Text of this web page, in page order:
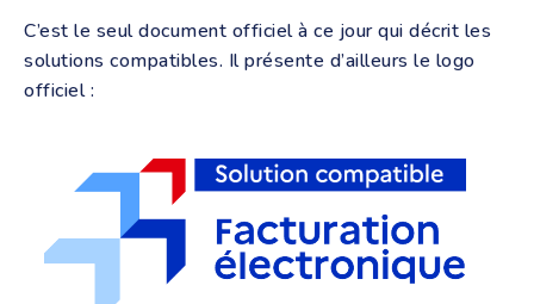
C’est le seul document officiel à ce jour qui décrit les
solutions compatibles. Il présente d’ailleurs le logo
officiel :